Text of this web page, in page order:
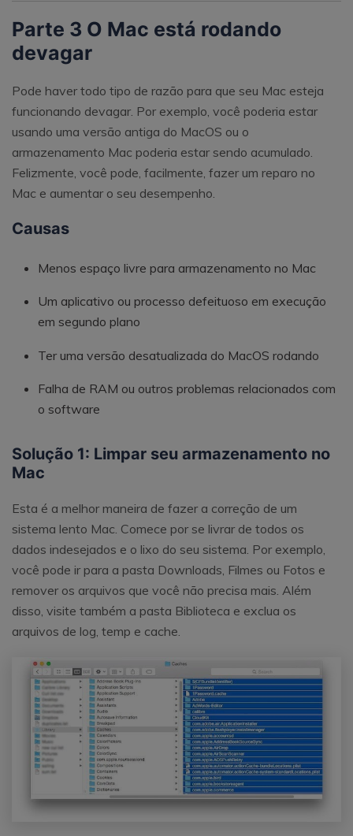
Parte 3 O Mac está rodando
devagar
Pode haver todo tipo de razão para que seu Mac esteja
funcionando devagar. Por exemplo, você poderia estar
usando uma versão antiga do MacOS ou o
armazenamento Mac poderia estar sendo acumulado.
Felizmente, você pode, facilmente, fazer um reparo no
Mac e aumentar o seu desempenho.
Causas
Menos espaço livre para armazenamento no Mac
Um aplicativo ou processo defeituoso em execução
em segundo plano
Ter uma versão desatualizada do MacOS rodando
Falha de RAM ou outros problemas relacionados com
o software
Solução 1: Limpar seu armazenamento no
Mac
Esta é a melhor maneira de fazer a correção de um
sistema lento Mac. Comece por se livrar de todos os
dados indesejados e o lixo do seu sistema. Por exemplo,
você pode ir para a pasta Downloads, Filmes ou Fotos e
remover os arquivos que você não precisa mais. Além
disso, visite também a pasta Biblioteca e exclua os
arquivos de log, temp e cache.